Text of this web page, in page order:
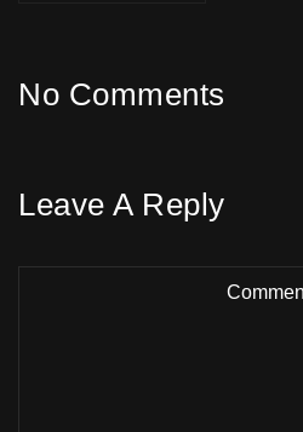
No Comments
Leave A Reply